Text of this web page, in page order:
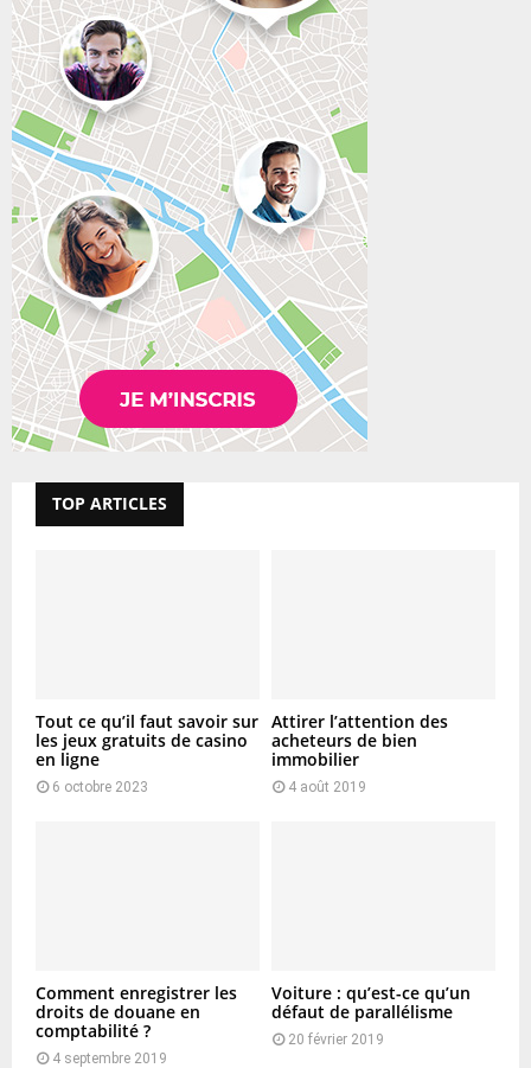
TOP ARTICLES
Tout ce qu’il faut savoir sur
les jeux gratuits de casino
en ligne
6 octobre 2023
Attirer l’attention des
acheteurs de bien
immobilier
4 août 2019
Comment enregistrer les
droits de douane en
comptabilité ?
4 septembre 2019
Voiture : qu’est-ce qu’un
défaut de parallélisme
20 février 2019